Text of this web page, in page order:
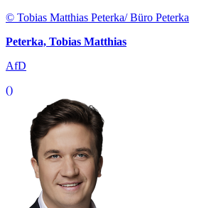
© Tobias Matthias Peterka/ Büro Peterka
Peterka, Tobias Matthias
AfD
()